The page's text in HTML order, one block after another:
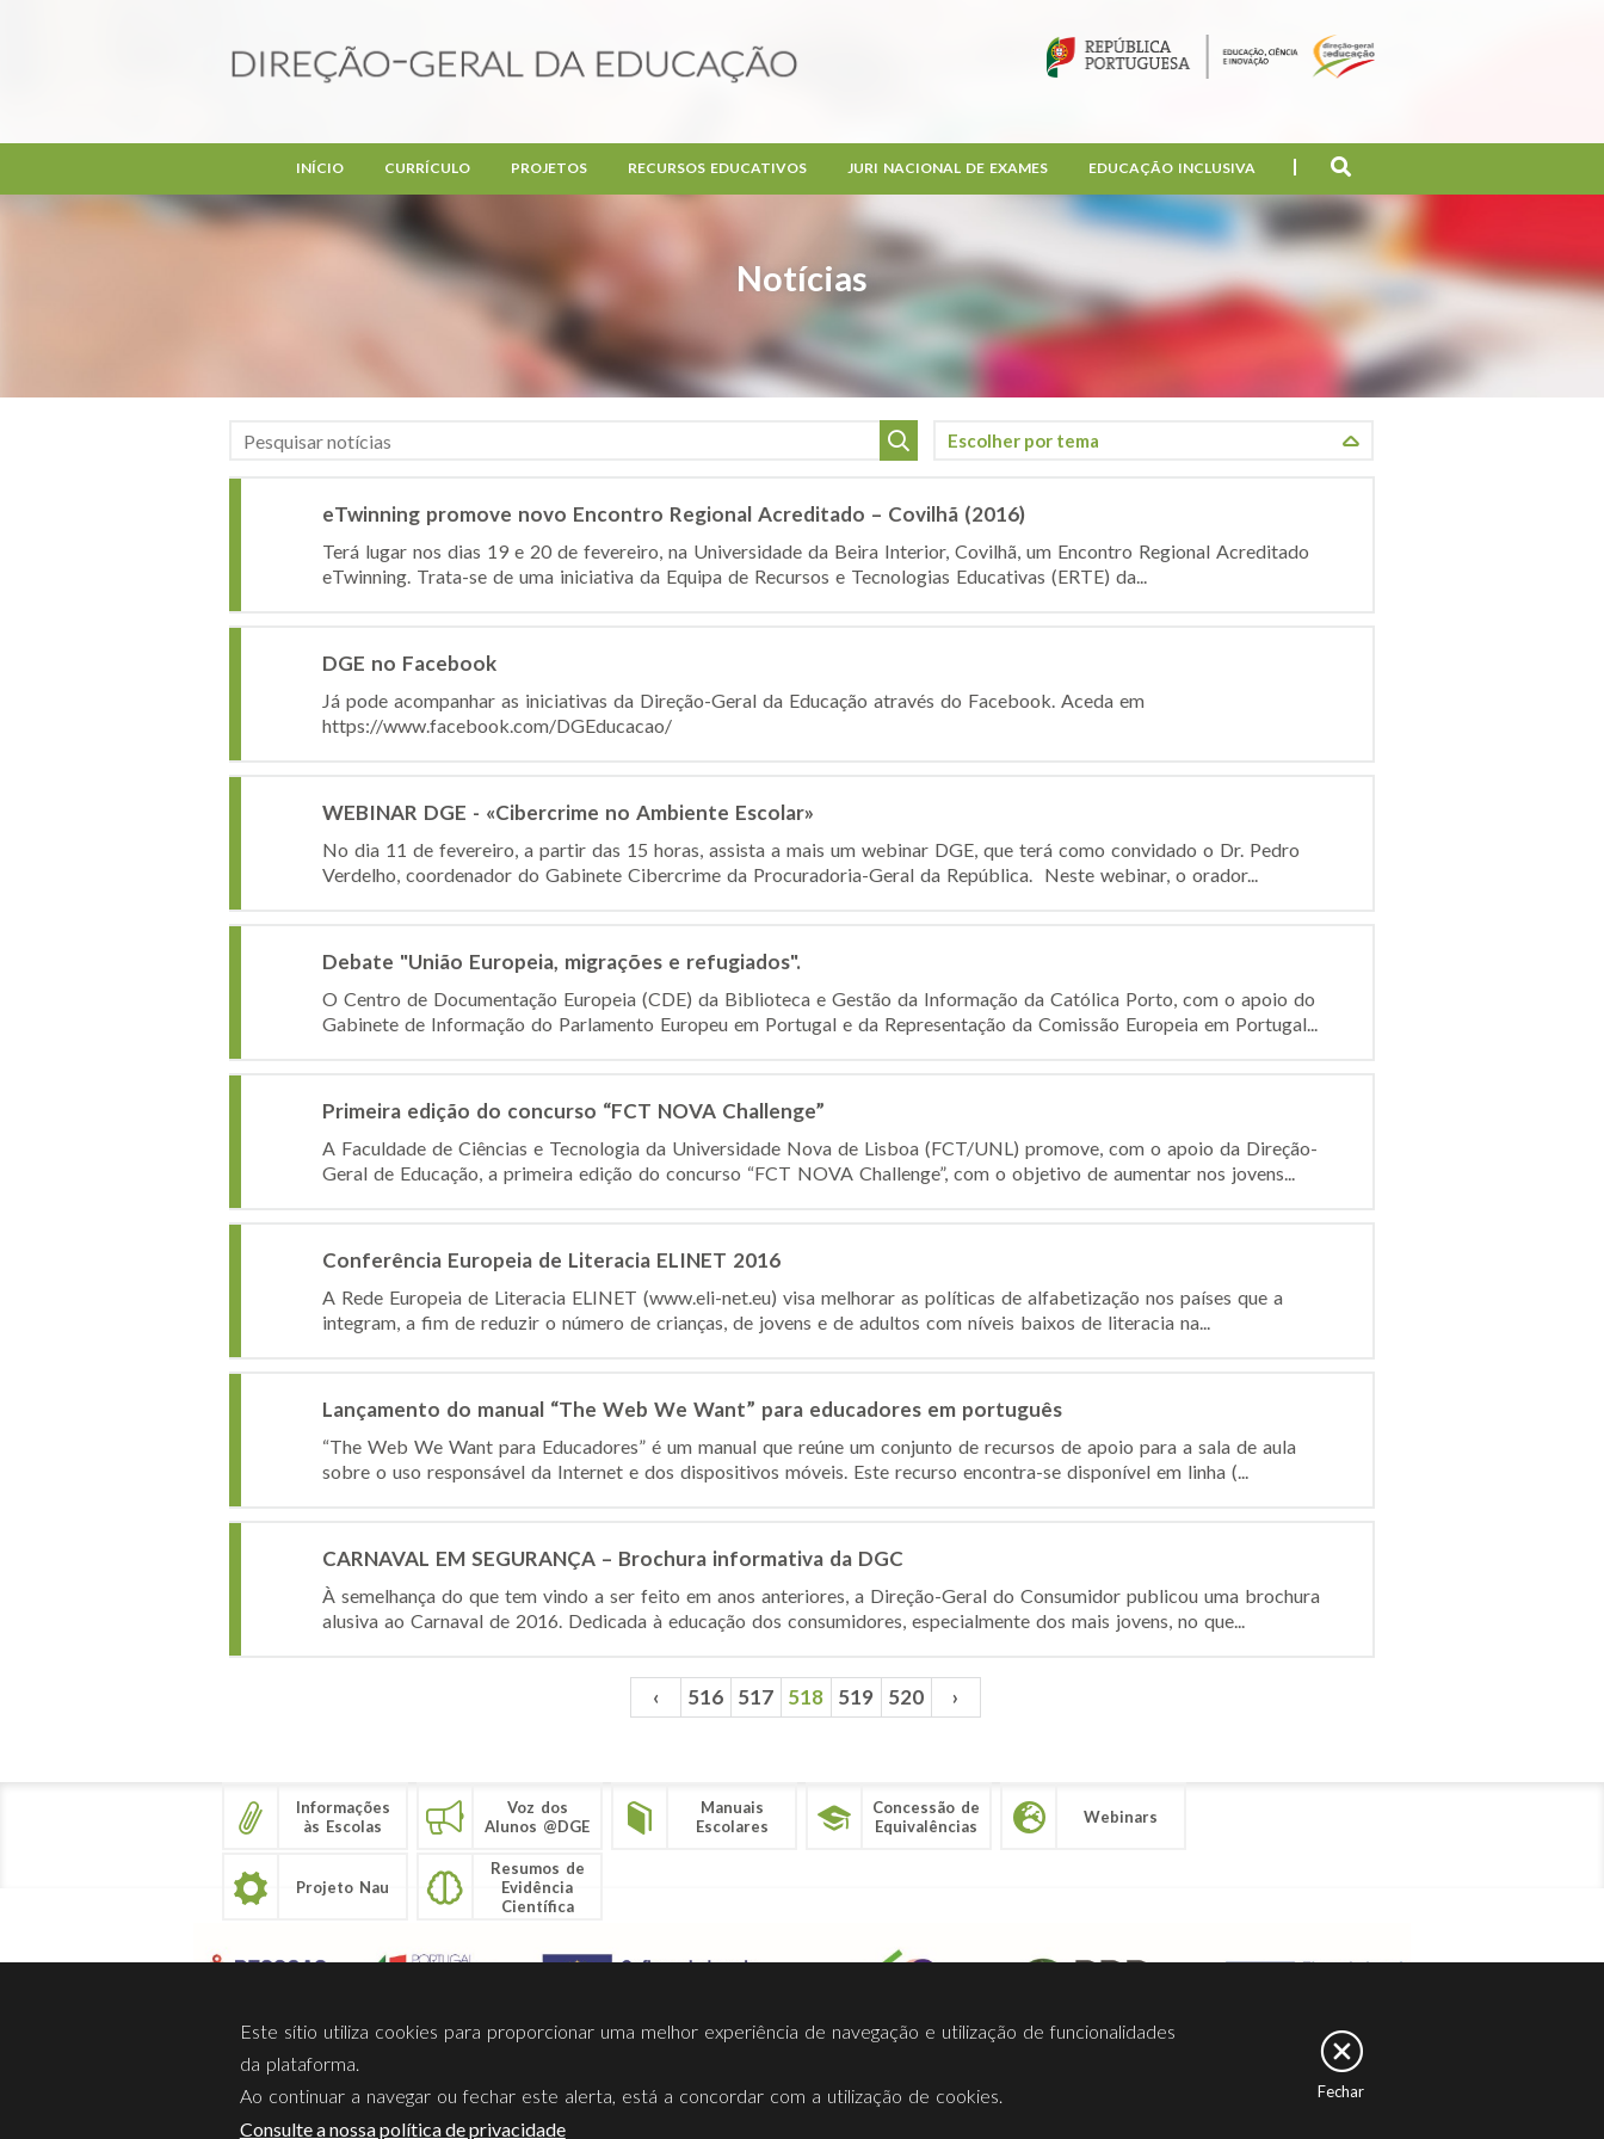
Notícias
INÍCIO CURRÍCULO PROJETOS RECURSOS EDUCATIVOS JURI NACIONAL DE EXAMES EDUCAÇÃO INCLUSIVA
eTwinning promove novo Encontro Regional Acreditado – Covilhã (2016)
Terá lugar nos dias 19 e 20 de fevereiro, na Universidade da Beira Interior, Covilhã, um Encontro Regional Acreditado
eTwinning. Trata-se de uma iniciativa da Equipa de Recursos e Tecnologias Educativas (ERTE) da...
DGE no Facebook
Já pode acompanhar as iniciativas da Direção-Geral da Educação através do Facebook. Aceda em
https://www.facebook.com/DGEducacao/
WEBINAR DGE - «Cibercrime no Ambiente Escolar»
No dia 11 de fevereiro, a partir das 15 horas, assista a mais um webinar DGE, que terá como convidado o Dr. Pedro
Verdelho, coordenador do Gabinete Cibercrime da Procuradoria-Geral da República. Neste webinar, o orador...
Debate "União Europeia, migrações e refugiados".
O Centro de Documentação Europeia (CDE) da Biblioteca e Gestão da Informação da Católica Porto, com o apoio do
Gabinete de Informação do Parlamento Europeu em Portugal e da Representação da Comissão Europeia em Portugal...
Primeira edição do concurso “FCT NOVA Challenge”
A Faculdade de Ciências e Tecnologia da Universidade Nova de Lisboa (FCT/UNL) promove, com o apoio da Direção-
Geral de Educação, a primeira edição do concurso “FCT NOVA Challenge”, com o objetivo de aumentar nos jovens...
Conferência Europeia de Literacia ELINET 2016
A Rede Europeia de Literacia ELINET (www.eli-net.eu) visa melhorar as políticas de alfabetização nos países que a
integram, a fim de reduzir o número de crianças, de jovens e de adultos com níveis baixos de literacia na...
Lançamento do manual “The Web We Want” para educadores em português
“The Web We Want para Educadores” é um manual que reúne um conjunto de recursos de apoio para a sala de aula
sobre o uso responsável da Internet e dos dispositivos móveis. Este recurso encontra-se disponível em linha (...
CARNAVAL EM SEGURANÇA – Brochura informativa da DGC
À semelhança do que tem vindo a ser feito em anos anteriores, a Direção-Geral do Consumidor publicou uma brochura
alusiva ao Carnaval de 2016. Dedicada à educação dos consumidores, especialmente dos mais jovens, no que...
‹ 516 517 518 519 520 ›
Informações
às Escolas
Voz dos
Alunos @DGE
Manuais
Escolares
Concessão de
Equivalências
Webinars
Projeto Nau
Resumos de
Evidência
Científica
Sobre Nós Privacidade Termos Utilização Contactos Ligações Facebook
Este sítio utiliza cookies para proporcionar uma melhor experiência de navegação e utilização de funcionalidades
da plataforma.
Ao continuar a navegar ou fechar este alerta, está a concordar com a utilização de cookies.
Consulte a nossa política de privacidade
Fechar